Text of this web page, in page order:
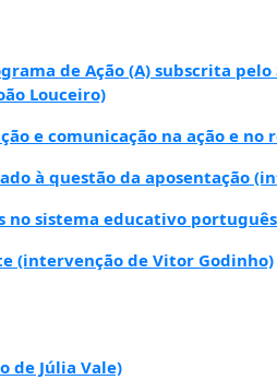
de Ação (A) subscrita pelo
Louceiro)
e comunicação na ação e no
à questão da aposentação
no sistema educativo
(intervenção de Vitor Godinho)
de Júlia Vale)